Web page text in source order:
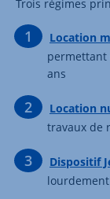
Trois régimes
Location
permettant
ans
Location
travaux de
Dispositif